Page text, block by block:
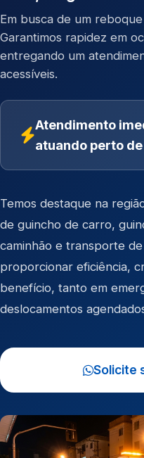
Em busca de um
Garantimos rapidez em
entregando um
acessíveis.
Atendimento
atuando perto
Temos destaque na
de guincho de carro,
caminhão e transporte
proporcionar eficiência,
benefício, tanto em
deslocamentos
Solicite